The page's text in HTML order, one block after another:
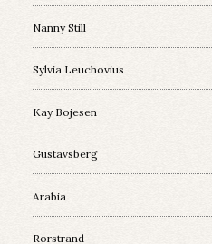
Nanny Still
Sylvia Leuchovius
Kay Bojesen
Gustavsberg
Arabia
Rorstrand